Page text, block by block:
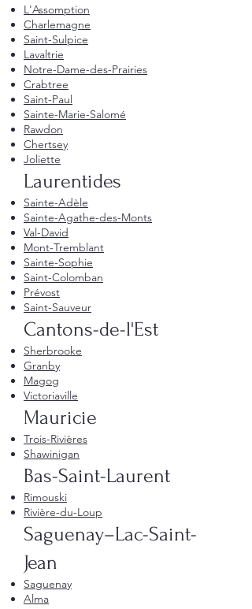
L'Assomption
Charlemagne
Saint-Sulpice
Lavaltrie
Notre-Dame-des-Prairies
Crabtree
Saint-Paul
Sainte-Marie-Salomé
Rawdon
Chertsey
Joliette
Laurentides
Sainte-Adèle
Sainte-Agathe-des-Monts
Val-David
Mont-Tremblant
Sainte-Sophie
Saint-Colomban
Prévost
Saint-Sauveur
Cantons-de-l'Est
Sherbrooke
Granby
Magog
Victoriaville
Mauricie
Trois-Rivières
Shawinigan
Bas-Saint-Laurent
Rimouski
Rivière-du-Loup
Saguenay–Lac-Saint-
Jean
Saguenay
Alma